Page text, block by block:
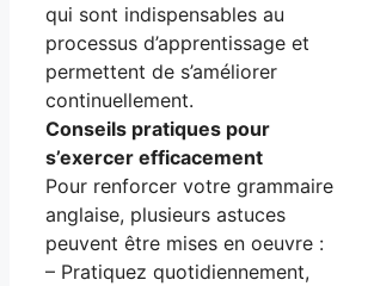
qui sont indispensables au
processus d’apprentissage et
permettent de s’améliorer
continuellement.
Conseils pratiques pour
s’exercer efficacement
Pour renforcer votre grammaire
anglaise, plusieurs astuces
peuvent être mises en oeuvre :
– Pratiquez quotidiennement,